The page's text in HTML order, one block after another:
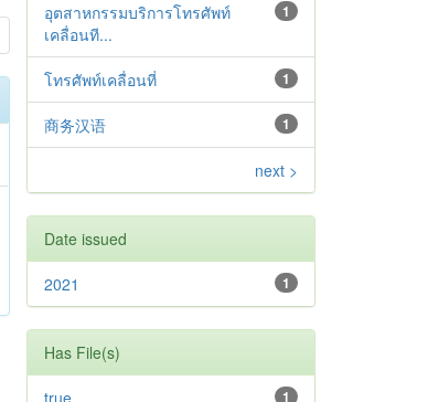
1
อุตสาหกรรมบริการโทรศัพท์
เคลื่อนที...
1
โทรศัพท์เคลื่อนที่
1
商务汉语
next >
Date issued
1
2021
Has File(s)
1
true